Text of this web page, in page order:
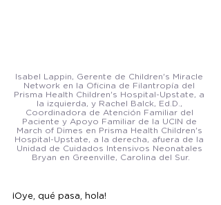
Isabel Lappin, Gerente de Children's Miracle
Network en la Oficina de Filantropía del
Prisma Health Children's Hospital-Upstate, a
la izquierda, y Rachel Balck, Ed.D.,
Coordinadora de Atención Familiar del
Paciente y Apoyo Familiar de la UCIN de
March of Dimes en Prisma Health Children's
Hospital-Upstate, a la derecha, afuera de la
Unidad de Cuidados Intensivos Neonatales
Bryan en Greenville, Carolina del Sur.
¡Oye, qué pasa, hola!